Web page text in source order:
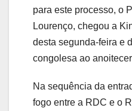
para este processo, o
Lourenço, chegou a
desta segunda-feira e
congolesa ao
Na sequência da
fogo entre a RDC e o